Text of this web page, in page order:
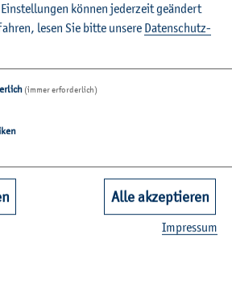
kön­nen je­der­zeit ge­än­dert
lesen Sie bitte un­se­re Da­ten­schut­z­
(immer erforderlich)
Alle akzeptieren
Im­pres­sum